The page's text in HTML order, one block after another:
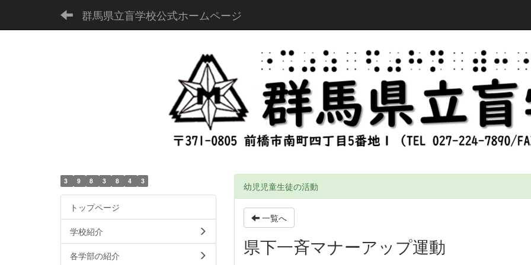
群馬県立盲学校公式ホームページ
幼児児童生徒の活動
一覧へ
県下一斉マナーアップ運動
3 9 8 3 8 4 3
トップページ
学校紹介
各学部の紹介